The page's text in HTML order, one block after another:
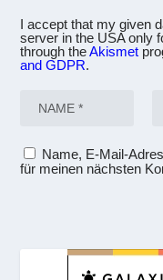
I accept that my given
server in the USA only
through theAkismet
and GDPR.
Name, E-Mail-
für meinen nächsten